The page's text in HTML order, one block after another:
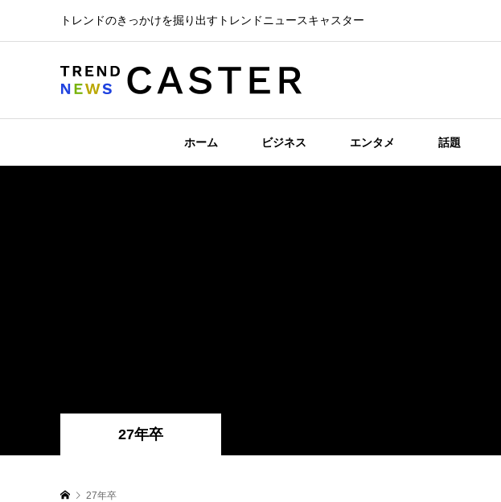
トレンドのきっかけを掘り出すトレンドニュースキャスター
ホーム ビジネス エンタメ 話題
27年卒
27年卒